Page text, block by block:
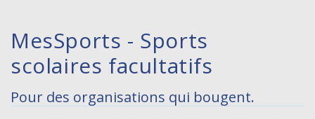
MesSports - Sports
scolaires facultatifs
Pour des organisations qui bougent.